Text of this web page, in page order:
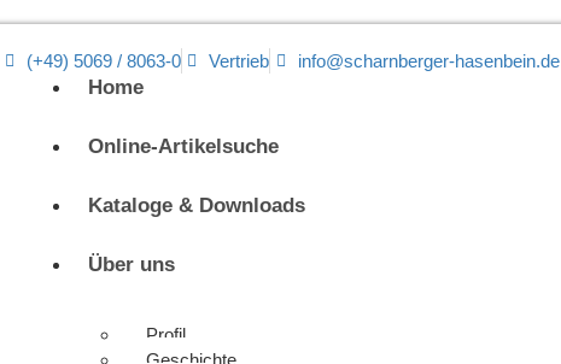
(+49) 5069 / 8063-0 Vertrieb info@scharnberger-hasenbein.de
Home
Online-Artikelsuche
Kataloge & Downloads
Über uns
Profil
Geschichte